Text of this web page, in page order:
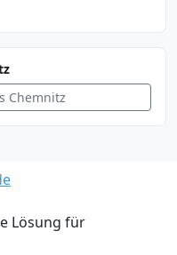
Chemnitz
Lösung für